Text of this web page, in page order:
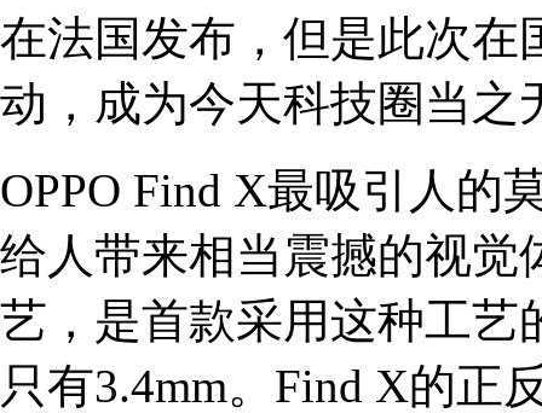
在法国发布，但是此次在
动，成为今天科技圈当之
OPPO Find X最吸引人的
给人带来相当震撼的视觉
艺，是首款采用这种工艺
只有3.4mm。Find X的正